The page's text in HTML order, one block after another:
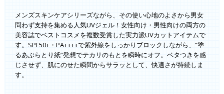
メンズスキンケアシリーズながら、その使い心地のよさから男女
問わず支持を集める人気UVジェル！女性向け・男性向けの両方の
美容誌でベストコスメを複数受賞した実力派UVカットアイテムで
す。SPF50+・PA++++で紫外線をしっかりブロックしながら、“塗
るあぶらとり紙”発想でテカリのもとを瞬時にオフ。ベタつきを感
じさせず、肌にのせた瞬間からサラッとして、快適さが持続しま
す。